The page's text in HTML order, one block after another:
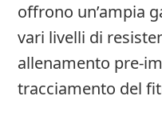
offrono un’ampia
vari livelli di
allenamento pre-
tracciamento del